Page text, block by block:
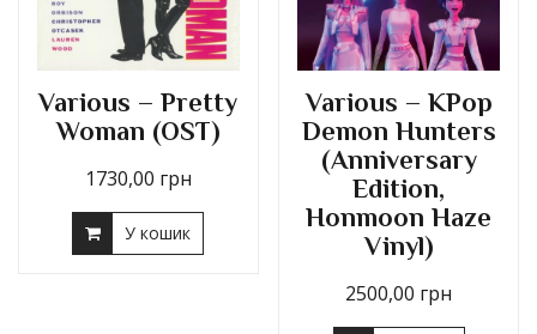
Various – Pretty
Woman (OST)
1730,00 грн
У кошик
Various – KPop
Demon Hunters
(Anniversary
Edition,
Honmoon Haze
Vinyl)
2500,00 грн